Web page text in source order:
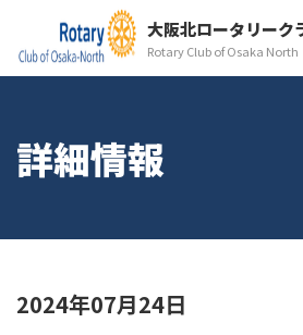
大阪北ロータリーク
Rotary Club of Osaka North
詳細情報
2024年07月24日